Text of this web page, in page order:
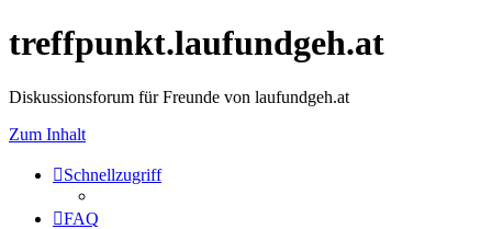
treffpunkt.laufundgeh.at
Diskussionsforum für Freunde von laufundgeh.at
Zum Inhalt
Schnellzugriff
FAQ